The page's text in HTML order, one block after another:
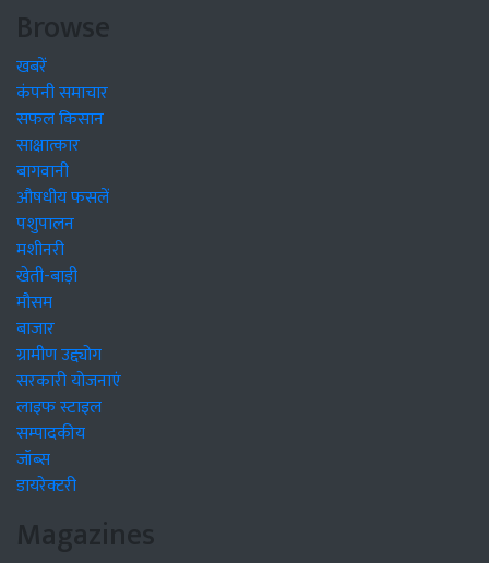
Browse
खबरें
कंपनी समाचार
सफल किसान
साक्षात्कार
बागवानी
औषधीय फसलें
पशुपालन
मशीनरी
खेती-बाड़ी
मौसम
बाजार
ग्रामीण उद्द्योग
सरकारी योजनाएं
लाइफ स्टाइल
सम्पादकीय
जॉब्स
डायरेक्टरी
Magazines